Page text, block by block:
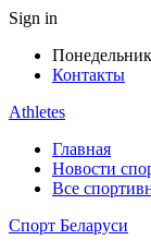
Sign in
Контакты
Athletes
Главная
Новости
Все
Спорт Беларуси